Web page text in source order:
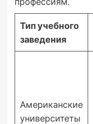
Тип учебного
заведения
Американские
университеты